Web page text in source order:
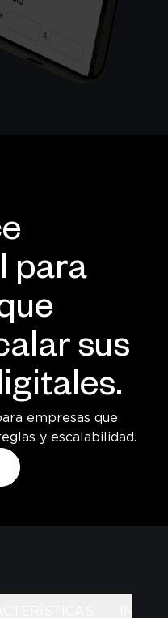
para
sus
empresas que
y escalabilidad.